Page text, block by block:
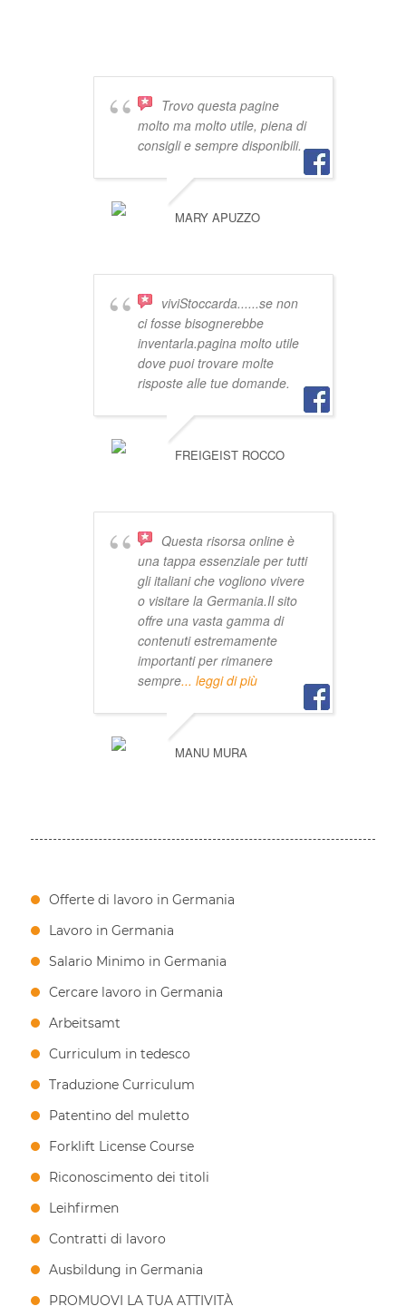
Trovo questa pagine
molto ma molto utile, piena di
consigli e sempre disponibili.
MARY APUZZO
viviStoccarda......se non
ci fosse bisognerebbe
inventarla.pagina molto utile
dove puoi trovare molte
risposte alle tue domande.
FREIGEIST ROCCO
Questa risorsa online è
una tappa essenziale per tutti
gli italiani che vogliono vivere
o visitare la Germania.Il sito
offre una vasta gamma di
contenuti estremamente
importanti per rimanere
sempre... leggi di più
MANU MURA
Offerte di lavoro in Germania
Lavoro in Germania
Salario Minimo in Germania
Cercare lavoro in Germania
Arbeitsamt
Curriculum in tedesco
Traduzione Curriculum
Patentino del muletto
Forklift License Course
Riconoscimento dei titoli
Leihfirmen
Contratti di lavoro
Ausbildung in Germania
PROMUOVI LA TUA ATTIVITÀ